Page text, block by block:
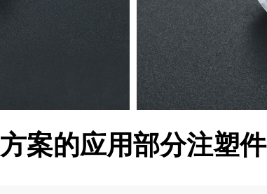
方案的应用部分注塑件